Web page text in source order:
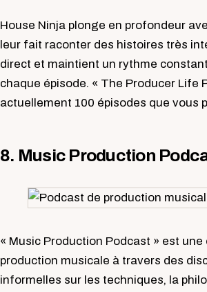
House Ninja plonge en profondeur
leur fait raconter des histoires très
direct et maintient un rythme
chaque épisode. « The Producer Life
actuellement 100 épisodes que vous
8. Music Production
« Music Production Podcast » est
production musicale à travers des
informelles sur les techniques, la